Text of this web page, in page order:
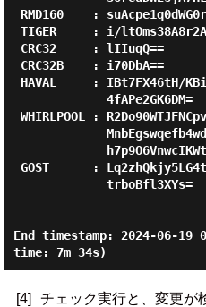
End timestamp: 2024-06-19
[4]
チェック実行と、変更が